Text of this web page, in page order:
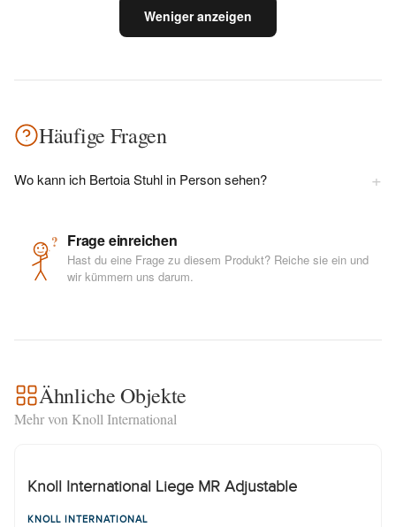
Weniger anzeigen
Häufige Fragen
Wo kann ich Bertoia Stuhl in Person sehen? +
? Frage einreichen
Hast du eine Frage zu diesem Produkt? Reiche sie ein und
wir kümmern uns darum.
Ähnliche Objekte
Mehr von Knoll International
Knoll International Liege MR Adjustable
KNOLL INTERNATIONAL